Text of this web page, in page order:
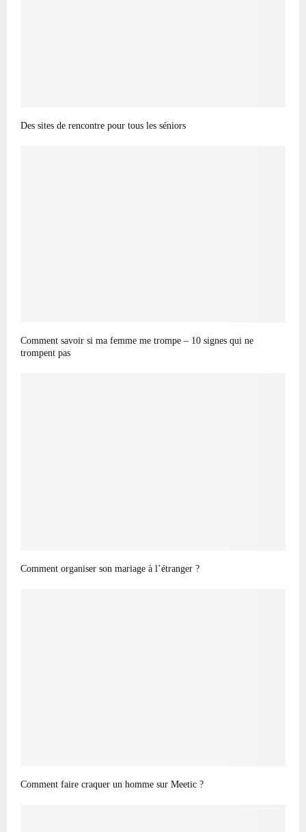
Des sites de rencontre pour tous les séniors
Comment savoir si ma femme me trompe – 10 signes qui ne
trompent pas
Comment organiser son mariage à l’étranger ?
Comment faire craquer un homme sur Meetic ?